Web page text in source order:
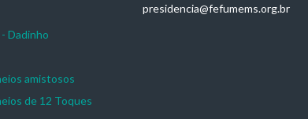
Dadinho
amistosos
de 12 Toques
presidencia@fefumems.org.br